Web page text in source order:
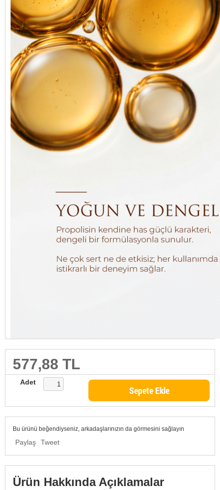
577,88 TL
Adet
Sepete Ekle
Bu ürünü beğendiyseniz, arkadaşlarınızın da görmesini sağlayın
Paylaş Tweet
Ürün Hakkında Açıklamalar